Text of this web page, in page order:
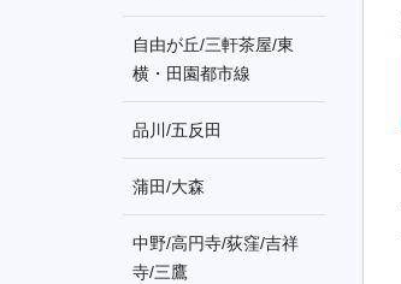
自由が丘/三軒茶屋/東
横・田園都市線
品川/五反田
蒲田/大森
中野/高円寺/荻窪/吉祥
寺/三鷹